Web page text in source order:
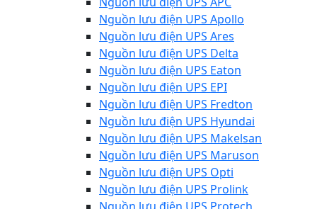
Nguồn lưu điện UPS Apollo
Nguồn lưu điện UPS Ares
Nguồn lưu điện UPS Delta
Nguồn lưu điện UPS Eaton
Nguồn lưu điện UPS EPI
Nguồn lưu điện UPS Fredton
Nguồn lưu điện UPS Hyundai
Nguồn lưu điện UPS Makelsan
Nguồn lưu điện UPS Maruson
Nguồn lưu điện UPS Opti
Nguồn lưu điện UPS Prolink